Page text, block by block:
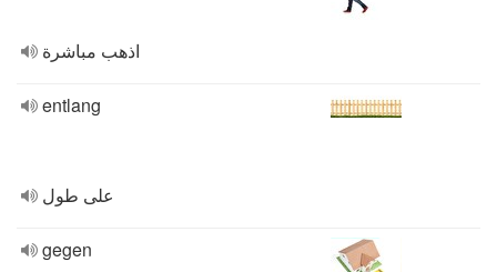
اذهب مباشرة
entlang
على طول
gegen